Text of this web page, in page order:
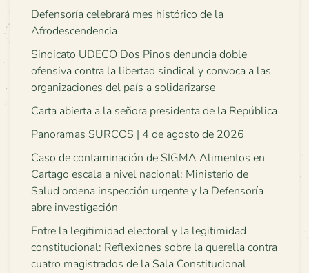
Defensoría celebrará mes histórico de la
Afrodescendencia
Sindicato UDECO Dos Pinos denuncia doble
ofensiva contra la libertad sindical y convoca a las
organizaciones del país a solidarizarse
Carta abierta a la señora presidenta de la República
Panoramas SURCOS | 4 de agosto de 2026
Caso de contaminación de SIGMA Alimentos en
Cartago escala a nivel nacional: Ministerio de
Salud ordena inspección urgente y la Defensoría
abre investigación
Entre la legitimidad electoral y la legitimidad
constitucional: Reflexiones sobre la querella contra
cuatro magistrados de la Sala Constitucional